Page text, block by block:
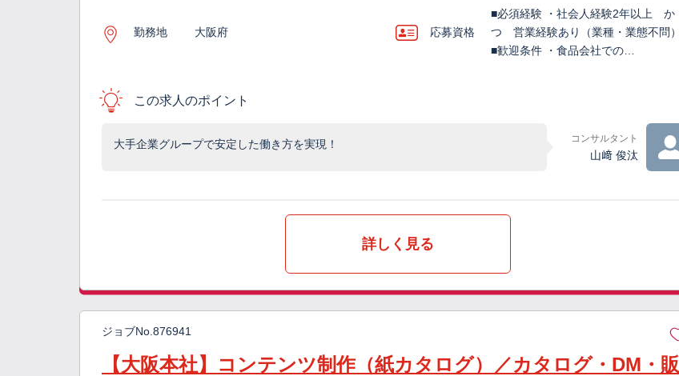
勤務地 大阪府 応募資格
■必須経験 ・社会人経験2年以上 か
つ 営業経験あり（業種・業態不問）
■歓迎条件 ・食品会社での…
この求人のポイント
大手企業グループで安定した働き方を実現！ コンサルタント
山﨑 俊汰
詳しく見る
ジョブNo.876941
【大阪本社】コンテンツ制作（紙カタログ）／カタログ・DM・販